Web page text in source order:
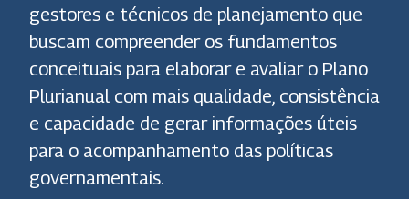
gestores e técnicos de planejamento que
buscam compreender os fundamentos
conceituais para elaborar e avaliar o Plano
Plurianual com mais qualidade, consistência
e capacidade de gerar informações úteis
para o acompanhamento das políticas
governamentais.